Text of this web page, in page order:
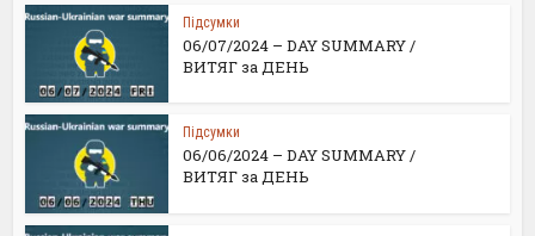
Підсумки
06/07/2024 – DAY SUMMARY /
ВИТЯГ за ДЕНЬ
Підсумки
06/06/2024 – DAY SUMMARY /
ВИТЯГ за ДЕНЬ